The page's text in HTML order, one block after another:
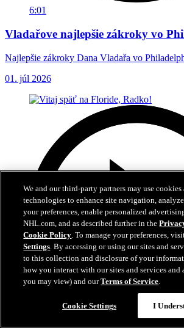
6:01
Vladařove najlepšie zákroky vo
Najlepšie zákroky Dana Vladařa vo
01. júl 2026
We and our third-party partners may use
technologies to enhance site navigation, analyze
your preferences, enable personalized
NHL.com, and as described further in the
Cookie Policy. To manage your preferences,
Settings. By accessing or using our sites and
to this collection and disclosure of your
how you interact with our sites and services and
you may view) and ourTerms of Service.
Cookie Settings I